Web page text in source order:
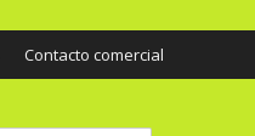
Contacto comercial